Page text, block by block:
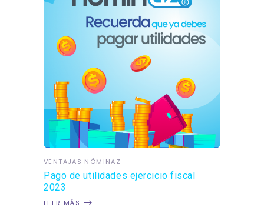
VENTAJAS NÓMINAZ
Pago de utilidades ejercicio fiscal
2023
LEER MÁS